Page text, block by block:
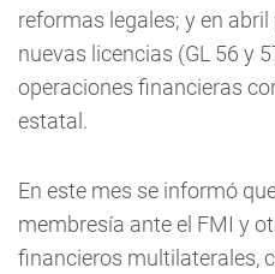
reformas legales; y en
nuevas licencias (GL 56 y
operaciones financieras
estatal.
En este mes se informó
membresía ante el FMI y
financieros multilaterales,